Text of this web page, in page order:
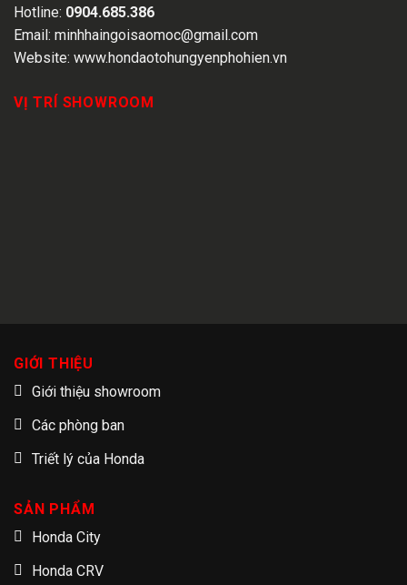
Hotline: 0904.685.386
Email: minhhaingoisaomoc@gmail.com
Website: www.hondaotohungyenphohien.vn
VỊ TRÍ SHOWROOM
GIỚI THIỆU
Giới thiệu showroom
Các phòng ban
Triết lý của Honda
SẢN PHẨM
Honda City
Honda CRV